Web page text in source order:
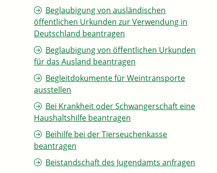
Beglaubigung von ausländischen
öffentlichen Urkunden zur Verwendung in
Deutschland beantragen
Beglaubigung von öffentlichen Urkunden
für das Ausland beantragen
Begleitdokumente für Weintransporte
ausstellen
Bei Krankheit oder Schwangerschaft eine
Haushaltshilfe beantragen
Beihilfe bei der Tierseuchenkasse
beantragen
Beistandschaft des Jugendamts anfragen